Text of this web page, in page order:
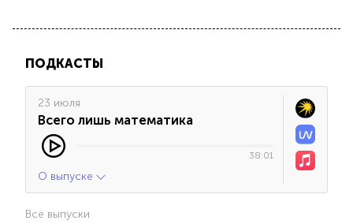
ПОДКАСТЫ
23 июля
Всего лишь математика
38:01
О выпуске
Все выпуски